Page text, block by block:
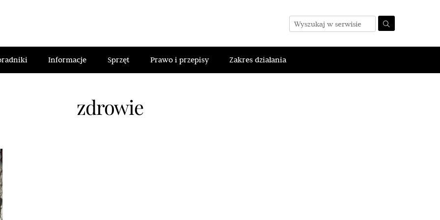
Informacje Sprzęt Prawo i przepisy Zakres działania
zdrowie